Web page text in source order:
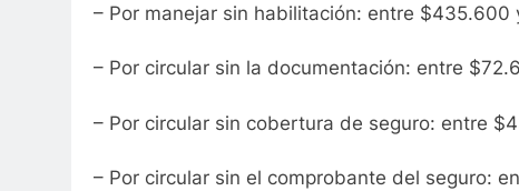
– Por manejar sin habilitación: entre
– Por circular sin la documentación: entre
– Por circular sin cobertura de seguro: entre
– Por circular sin el comprobante del seguro: